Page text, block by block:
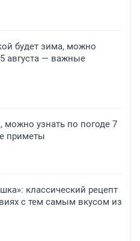
будет зима, можно
августа — важные
можно узнать по погоде 7
приметы
классический рецепт
с тем самым вкусом из